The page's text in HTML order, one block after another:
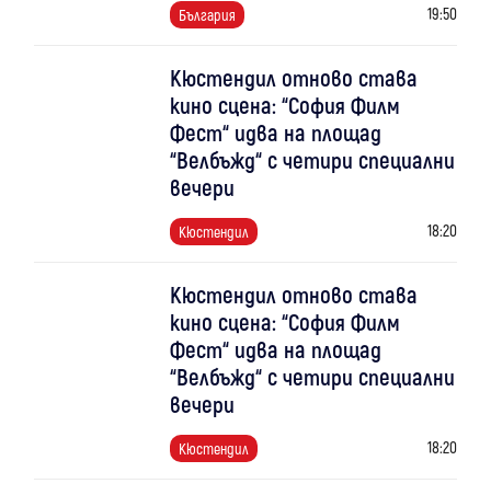
България 19:50
Кюстендил отново става
кино сцена: “София Филм
Фест“ идва на площад
“Велбъжд“ с четири специални
вечери
Кюстендил 18:20
Кюстендил отново става
кино сцена: “София Филм
Фест“ идва на площад
“Велбъжд“ с четири специални
вечери
Кюстендил 18:20